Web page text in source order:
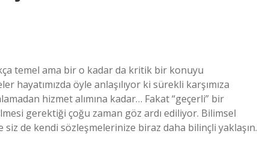
temel ama bir o kadar da kritik bir konuyu
hayatımızda öyle anlaşılıyor ki sürekli karşımıza
hizmet alımına kadar… Fakat “geçerli” bir
gerektiği çoğu zaman göz ardı ediliyor. Bilimsel
siz de kendi sözleşmelerinize biraz daha bilinçli yaklaşın.